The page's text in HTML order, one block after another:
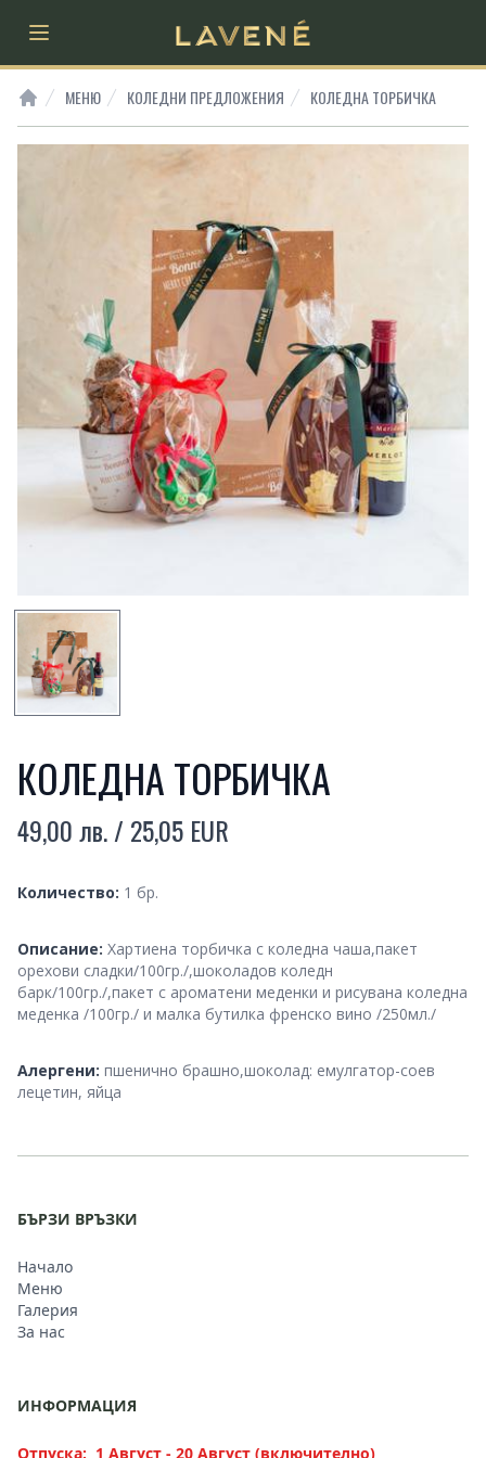
Open main menu
МЕНЮ КОЛЕДНИ ПРЕДЛОЖЕНИЯ КОЛЕДНА ТОРБИЧКА
SMALL PREVIEW
КОЛЕДНА ТОРБИЧКА
Product information
49,00 лв. / 25,05 EUR
Quantity
Количество: 1 бр.
Description
Описание: Хартиена торбичка с коледна чаша,пакет
орехови сладки/100гр./,шоколадов коледн
барк/100гр./,пакет с ароматени меденки и рисувана коледна
меденка /100гр./ и малка бутилка френско вино /250мл./
Dietary and Allergen Advice
Алергени: пшенично брашно,шоколад: емулгатор-соев
лецетин, яйца
БЪРЗИ ВРЪЗКИ
Начало
Меню
Галерия
За нас
ИНФОРМАЦИЯ
Отпуска: 1 Август - 20 Август (включително)